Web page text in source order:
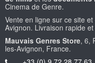
Cinema de Genre.
Vente en ligne sur ce site
Avignon. Livraison rapide
Mauvais Genres Store, 6,
les-Avignon, France.